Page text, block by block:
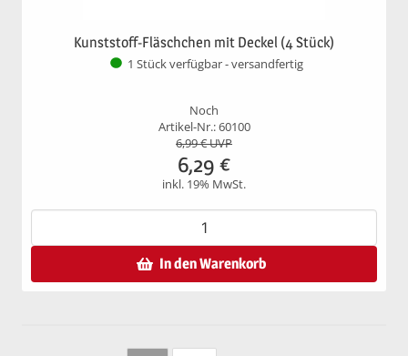
Kunststoff-Fläschchen mit Deckel (4 Stück)
1 Stück verfügbar - versandfertig
Noch
Artikel-Nr.: 60100
6,99€ UVP
6,29 €
inkl. 19% MwSt.
In den Warenkorb